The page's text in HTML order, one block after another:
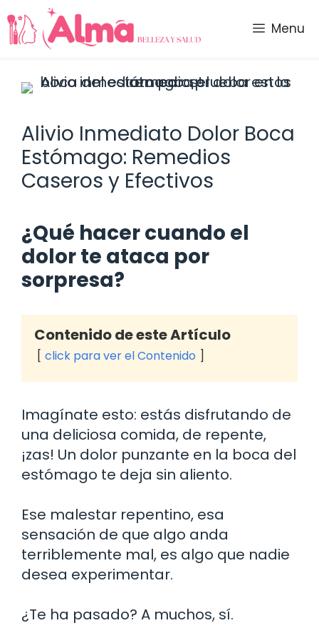
Saltar
al
contenido
Menu
Alivio Inmediato Dolor Boca
Estómago: Remedios
Caseros y Efectivos
¿Qué hacer cuando el
dolor te ataca por
sorpresa?
Contenido de este Artículo
click para ver el Contenido
Imagínate esto: estás disfrutando de
una deliciosa comida, de repente,
¡zas! Un dolor punzante en la boca del
estómago te deja sin aliento.
Ese malestar repentino, esa
sensación de que algo anda
terriblemente mal, es algo que nadie
desea experimentar.
¿Te ha pasado? A muchos, sí.